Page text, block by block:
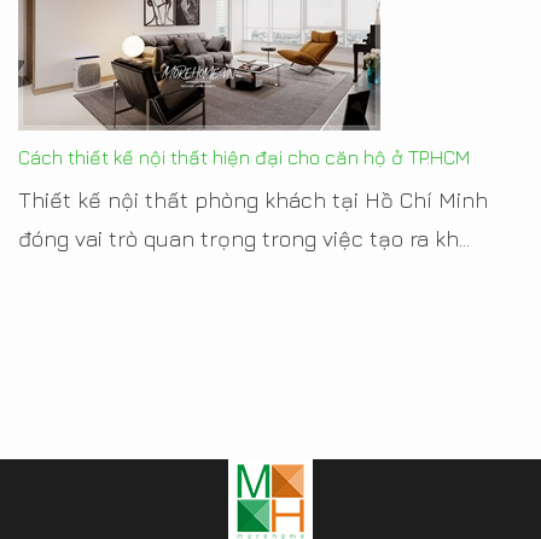
Cách thiết kế nội thất hiện đại cho căn hộ ở TP.HCM
Thiết kế nội thất phòng khách tại Hồ Chí Minh
đóng vai trò quan trọng trong việc tạo ra kh...